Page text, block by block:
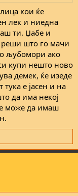
кои ќе
лек и ниедна
ти. Џабе и
реши што го мачи
љубомори ако
купи нешто ново
демек, ќе изеде
е јасен и на
да има некој
може да имаш